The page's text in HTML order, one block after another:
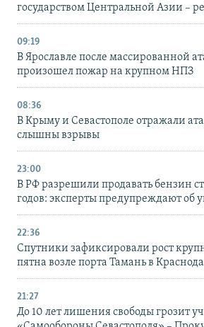
государством Центральной Азии –
09:19
В Ярославле после массированной
произошел пожар на крупном НПЗ
08:36
В Крыму и Севастополе отражали
слышны взрывы
23:00
В РФ разрешили продавать бензин
годов: эксперты предупреждают об
22:36
Спутники зафиксировали рост
пятна возле порта Тамань в
21:27
До 10 лет лишения свободы грозит